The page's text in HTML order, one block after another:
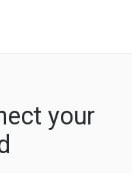
your